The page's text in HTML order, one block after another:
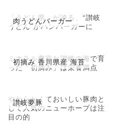
肉うどんバーガー
「うどん県」が誇る、“讃岐
うどん”がハンバーガーに
初摘み 香川県産 海苔
ミネラル豊富な讃岐の海で育
った「初摘み」は栄養満点
讃岐夢豚
やわらかくておいしい豚肉と
して人気のニューホープは注
目の的